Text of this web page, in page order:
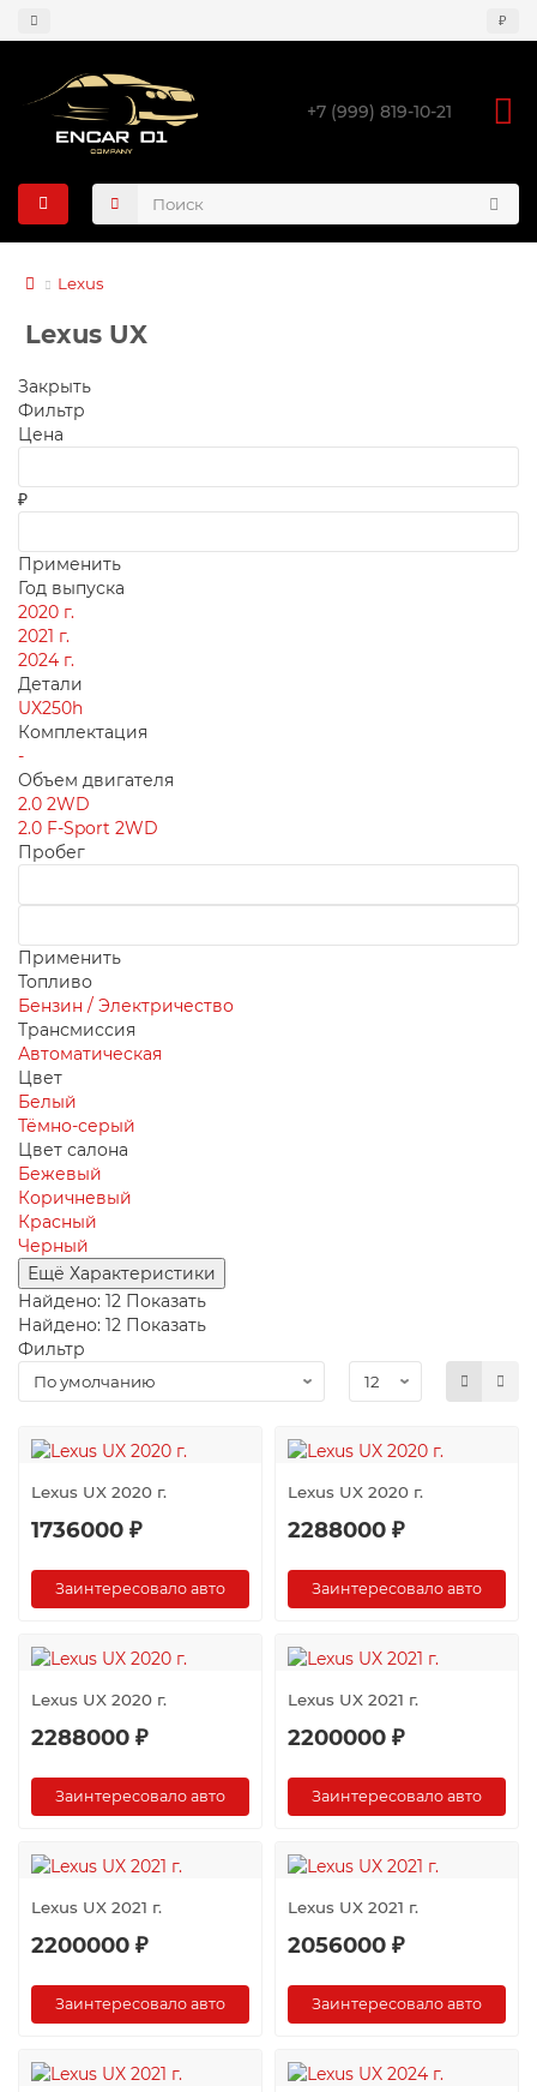
₽
+7 (999) 819-10-21
Lexus
Lexus UX
Закрыть
Фильтр
Цена
₽
Применить
Год выпуска
2020 г.
2021 г.
2024 г.
Детали
UX250h
Комплектация
-
Объем двигателя
2.0 2WD
2.0 F-Sport 2WD
Пробег
Применить
Топливо
Бензин / Электричество
Трансмиссия
Автоматическая
Цвет
Белый
Тёмно-серый
Цвет салона
Бежевый
Коричневый
Красный
Черный
Ещё Характеристики
Найдено: 12 Показать
Найдено: 12 Показать
Фильтр
Lexus UX 2020 г.
1736000 ₽
Заинтересовало авто
Lexus UX 2020 г.
2288000 ₽
Заинтересовало авто
Lexus UX 2020 г.
2288000 ₽
Заинтересовало авто
Lexus UX 2021 г.
2200000 ₽
Заинтересовало авто
Lexus UX 2021 г.
2200000 ₽
Заинтересовало авто
Lexus UX 2021 г.
2056000 ₽
Заинтересовало авто